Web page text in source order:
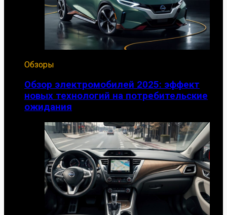
Обзоры
Обзор электромобилей 2025: эффект
новых технологий на потребительские
ожидания